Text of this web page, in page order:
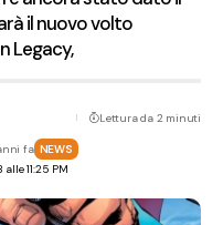
il nuovo volto
Legacy,
11:25 PM
fa NEWS
Lettura da 2 minuti